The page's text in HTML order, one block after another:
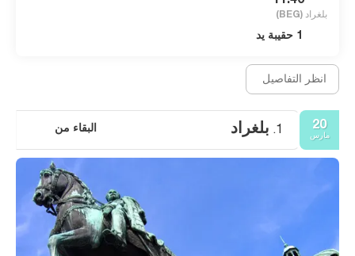
بلغراد (BEG)
1 حقيبة يد
انظر التفاصيل
20
مارس 1. بلغراد البقاء من